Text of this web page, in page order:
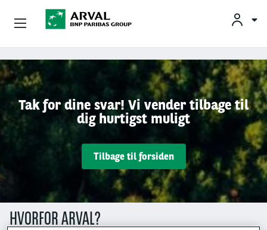
Gå til hovedindhold
Tak for dine svar! Vi vender tilbage til
dig hurtigst muligt
Tilbage til forsiden
HVORFOR ARVAL?
Privatleasing
Erhvervsleasing
Mobilitetsløsninger
Min Leasingbil